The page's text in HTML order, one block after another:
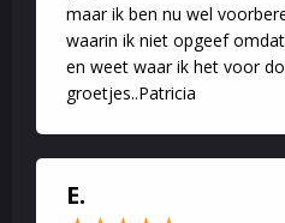
maar ik ben nu wel
waarin ik niet opgeef
en weet waar ik het voor
groetjes..Patricia
E.